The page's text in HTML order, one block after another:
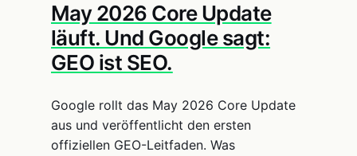
May 2026 Core Update
läuft. Und Google sagt:
GEO ist SEO.
Google rollt das May 2026 Core Update
aus und veröffentlicht den ersten
offiziellen GEO-Leitfaden. Was